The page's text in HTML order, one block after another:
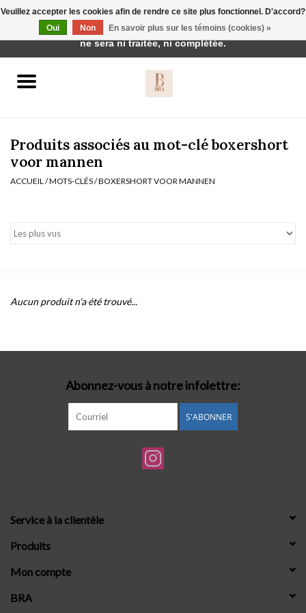
vêtements de nuit
Badmode
Produits associés au mot-clé boxershort
voor mannen
ACCUEIL /MOTS-CLÉS/BOXERSHORT VOOR MANNEN
Aucun produit n'a été trouvé...
Abonnez-vous à notre infolettre:
S'ABONNER
Service à la clientèle
Produits
Mon compte
BRA
Veuillez accepter les cookies afin de rendre ce site plus fonctionnel. D'accord?
Oui
Non En savoir plus sur les témoins (cookies) »
Cette boutique est en construction. Toute commande passée
ne sera ni traitée, ni complétée.